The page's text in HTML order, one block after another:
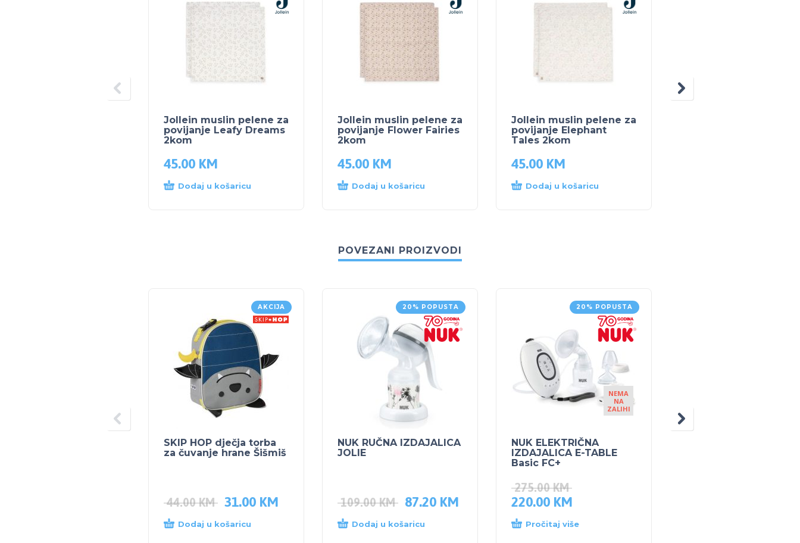
Jollein muslin pelene za
povijanje Leafy Dreams
2kom
45.00 KM
Dodaj u košaricu
Jollein muslin pelene za
povijanje Flower Fairies
2kom
45.00 KM
Dodaj u košaricu
Jollein muslin pelene za
povijanje Elephant
Tales 2kom
45.00 KM
Dodaj u košaricu
POVEZANI PROIZVODI
AKCIJA
SKIP HOP dječja torba
za čuvanje hrane Šišmiš
44.00KM 31.00 KM
Dodaj u košaricu
20% POPUSTA
NUK RUČNA IZDAJALICA
JOLIE
109.00KM 87.20 KM
Dodaj u košaricu
20% POPUSTA
NEMA
NA
ZALIHI
NUK ELEKTRIČNA
IZDAJALICA E-TABLE
Basic FC+
275.00KM
220.00 KM
Pročitaj više